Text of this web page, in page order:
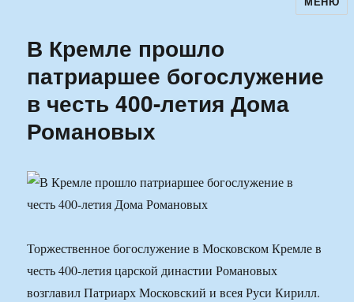
Ильменский фестиваль авторской
В Кремле прошло
патриаршее богослужение
в честь 400-летия Дома
Романовых
Торжественное богослужение в Московском Кремле в
честь 400-летия царской династии Романовых
возглавил Патриарх Московский и всея Руси Кирилл.